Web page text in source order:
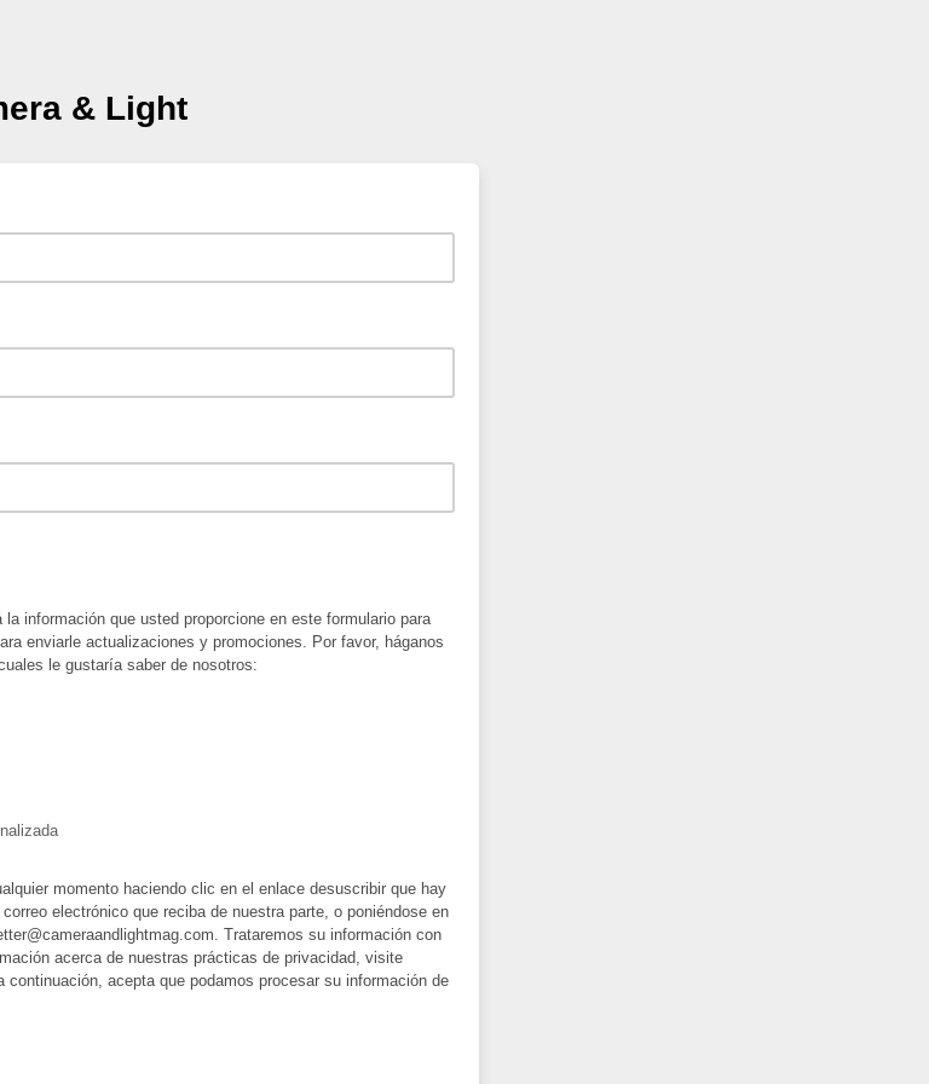
& Light
información que usted proporcione en este formulario para
enviarle actualizaciones y promociones. Por favor, háganos
le gustaría saber de nosotros:
momento haciendo clic en el enlace desuscribir que hay
electrónico que reciba de nuestra parte, o poniéndose en
Trataremos su información con
acerca de nuestras prácticas de privacidad, visite
continuación, acepta que podamos procesar su información de